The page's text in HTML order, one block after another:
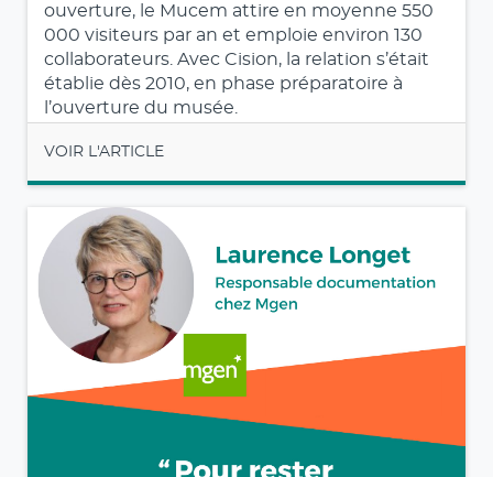
ouverture, le Mucem attire en moyenne 550
000 visiteurs par an et emploie environ 130
collaborateurs. Avec Cision, la relation s’était
établie dès 2010, en phase préparatoire à
l’ouverture du musée.
VOIR L'ARTICLE